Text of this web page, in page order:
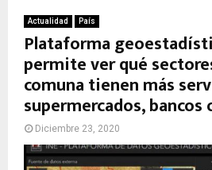
M
A
R
Actualidad País
Plataforma
permite ver qué
comuna tienen más
supermercados, bancos
Diciembre 23, 2020